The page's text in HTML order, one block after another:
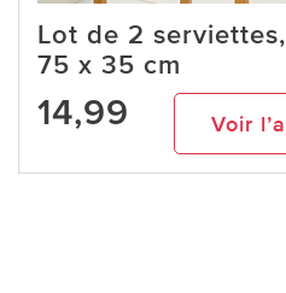
Lot de 2
75 x 35 cm
14,99 Voir